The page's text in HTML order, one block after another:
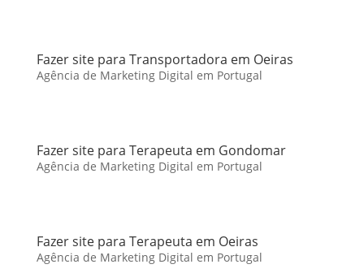
Fazer site para Transportadora em Oeiras
Agência de Marketing Digital em Portugal
Fazer site para Terapeuta em Gondomar
Agência de Marketing Digital em Portugal
Fazer site para Terapeuta em Oeiras
Agência de Marketing Digital em Portugal